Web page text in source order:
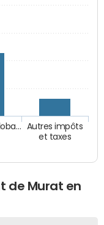
Autres impôts
et taxes
de Murat en